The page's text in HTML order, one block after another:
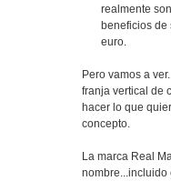
realmente
beneficios de
euro.
Pero vamos a
franja vertical de
hacer lo que
concepto.
La marca Real
nombre...incluido